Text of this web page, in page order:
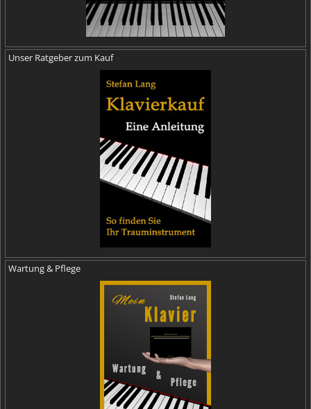
Unser Ratgeber zum Kauf
Wartung & Pflege